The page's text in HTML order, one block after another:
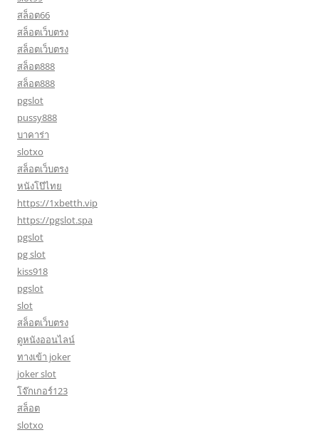
สล็อต66
สล็อตเว็บตรง
สล็อตเว็บตรง
สล็อต888
สล็อต888
pgslot
pussy888
บาคาร่า
slotxo
สล็อตเว็บตรง
หนังโป๊ไทย
https://1xbetth.vip
https://pgslot.spa
pgslot
pg slot
kiss918
pgslot
slot
สล็อตเว็บตรง
ดูหนังออนไลน์
ทางเข้า joker
joker slot
โจ๊กเกอร์123
สล็อต
slotxo